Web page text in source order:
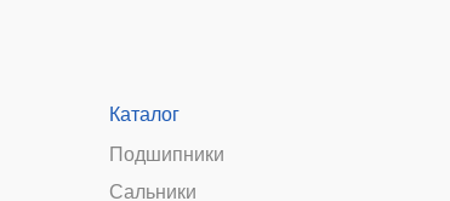
Каталог
Подшипники
Сальники